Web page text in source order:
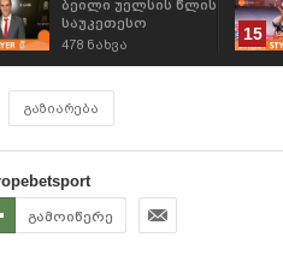
ბეილი უელსის წლის
საუკეთესო
ფეხბურთელია
478 ნახვა
15
გაზიარება
გამოიწერე